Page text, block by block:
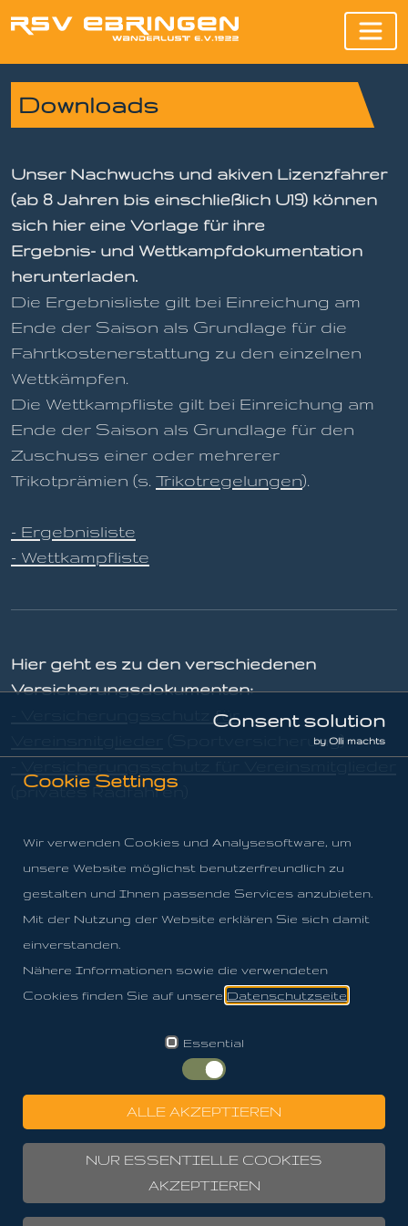
Downloads
Unser Nachwuchs und akiven Lizenzfahrer
(ab 8 Jahren bis einschließlich U19) können
sich hier eine Vorlage für ihre
Ergebnis- und Wettkampfdokumentation
herunterladen.
Die Ergebnisliste gilt bei Einreichung am
Ende der Saison als Grundlage für die
Fahrtkostenerstattung zu den einzelnen
Wettkämpfen.
Die Wettkampfliste gilt bei Einreichung am
Ende der Saison als Grundlage für den
Zuschuss einer oder mehrerer
Trikotprämien (s. Trikotregelungen).
- Ergebnisliste
- Wettkampfliste
Hier geht es zu den verschiedenen
Versicherungsdokumenten:
- Versicherungsschutz für
(Sportversicherung)
(privates Radfahren)
Consent solution
by Olli machts
Cookie Settings
Wir verwenden Cookies und Analysesoftware, um
unsere Website möglichst benutzerfreundlich zu
gestalten und Ihnen passende Services anzubieten.
Mit der Nutzung der Website erklären Sie sich damit
einverstanden.
Nähere Informationen sowie die verwendeten
Cookies finden Sie auf unsere Datenschutzseite
Essential
ALLE AKZEPTIEREN
NUR ESSENTIELLE COOKIES
AKZEPTIEREN